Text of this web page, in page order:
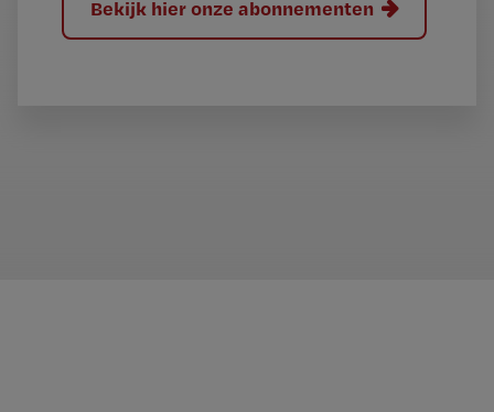
Bekijk hier onze abonnementen